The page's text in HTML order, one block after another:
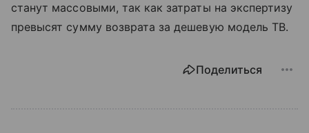
станут массовыми, так как затраты на экспертизу
превысят сумму возврата за дешевую модель ТВ.
Поделиться